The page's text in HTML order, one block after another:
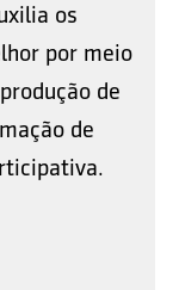
os
por meio
de
de